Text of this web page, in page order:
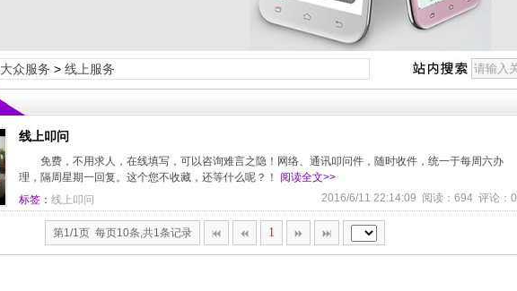
大众服务 > 线上服务
线上叩问
免费，不用求人，在线填写，可以咨询难言之隐！网络、通讯叩问件，随时收件，统一于每周六办
理，隔周星期一回复。这个您不收藏，还等什么呢？！ 阅读全文>>
2016/6/11 22:14:09 阅读：694 评论：0
标签： 线上叩问
第1/1页 每页10条,共1条记录 1